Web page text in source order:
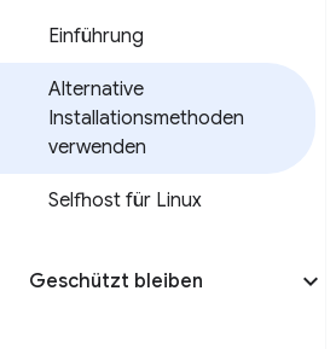
Einführung
Alternative
Installationsmethoden
verwenden
Selfhost für Linux
Geschützt bleiben